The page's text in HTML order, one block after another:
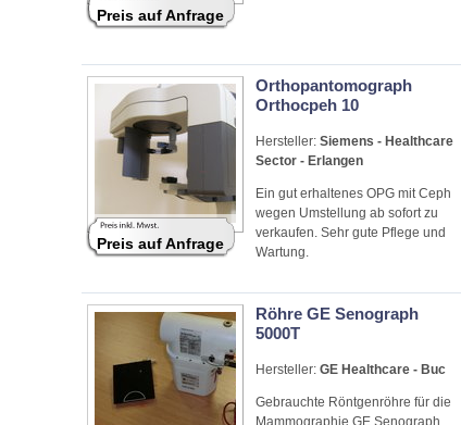
Preis auf Anfrage
Orthopantomograph
Orthocpeh 10
Hersteller: Siemens - Healthcare
Sector - Erlangen
Ein gut erhaltenes OPG mit Ceph
wegen Umstellung ab sofort zu
verkaufen. Sehr gute Pflege und
Wartung.
Preis auf Anfrage
Röhre GE Senograph
5000T
Hersteller: GE Healthcare - Buc
Gebrauchte Röntgenröhre für die